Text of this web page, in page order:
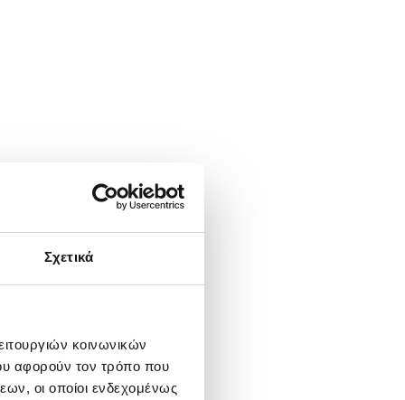
Σχετικά
κοινωνικών
αφορούν τον τρόπο που
οι οποίοι ενδεχομένως